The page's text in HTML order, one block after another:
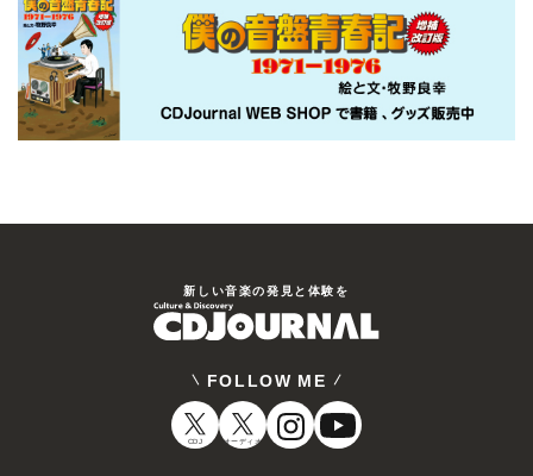
新しい⾳楽の発⾒と体験を
FOLLOW ME
CDJ オーディオ